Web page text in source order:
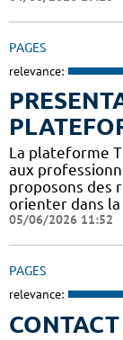
PAGES
relevance:
La plateforme
aux
proposons des
orienter dans
05/06/2026 11:52
PAGES
relevance:
CONTACT